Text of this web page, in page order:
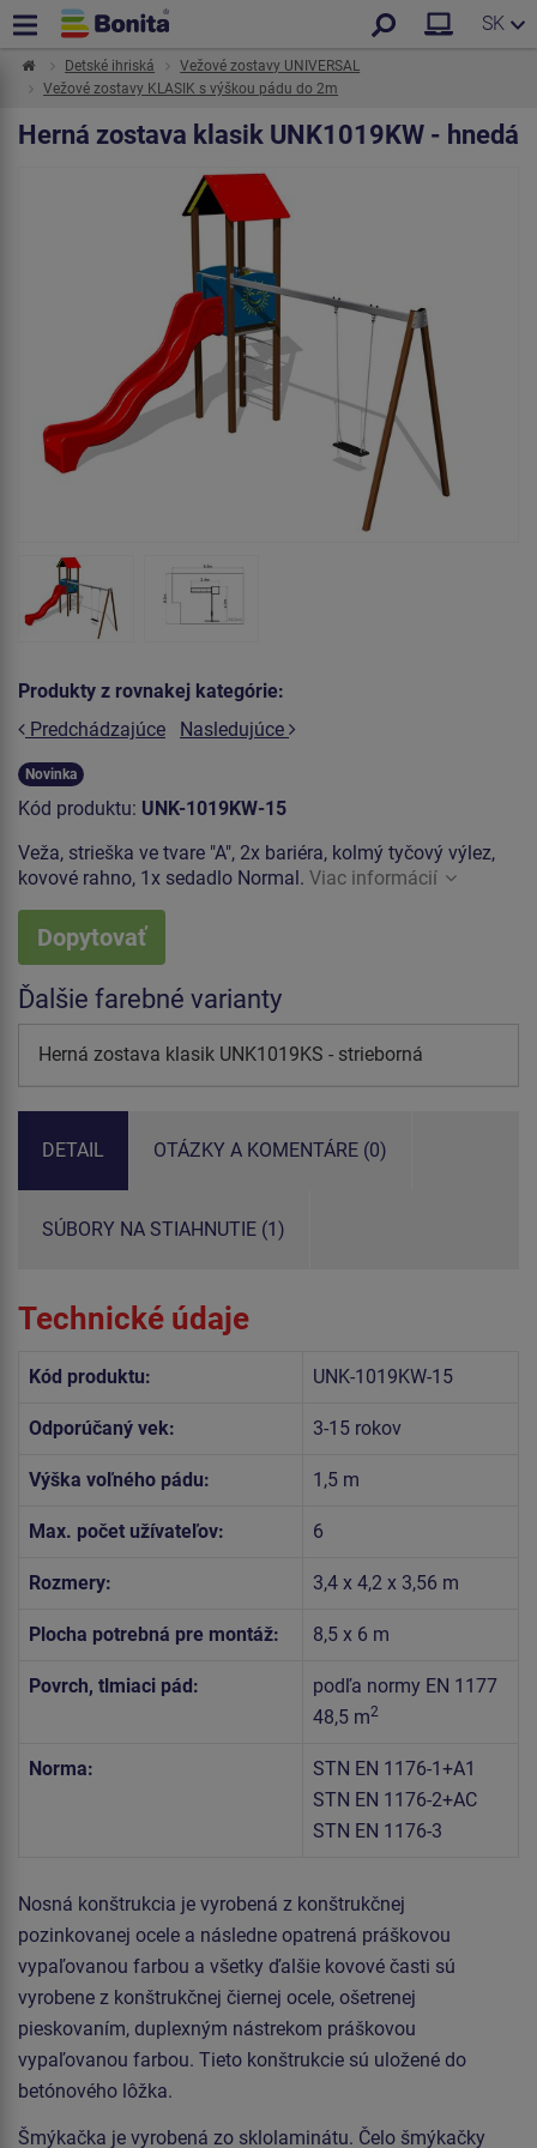
SK
Detské ihriská
Vežové zostavy UNIVERSAL
Vežové zostavy KLASIK s výškou pádu do 2m
Herná zostava klasik UNK1019KW - hnedá
Produkty z rovnakej kategórie:
Predchádzajúce
Nasledujúce
Novinka
Kód produktu: UNK-1019KW-15
Veža, strieška ve tvare "A", 2x bariéra, kolmý tyčový výlez,
kovové rahno, 1x sedadlo Normal. Viac informácií
Dopytovať
Ďalšie farebné varianty
Herná zostava klasik UNK1019KS - strieborná
DETAIL OTÁZKY A KOMENTÁRE (0)
SÚBORY NA STIAHNUTIE (1)
Technické údaje
Kód produktu: UNK-1019KW-15
Odporúčaný vek: 3-15 rokov
Výška voľného pádu: 1,5 m
Max. počet užívateľov: 6
Rozmery: 3,4 x 4,2 x 3,56 m
Plocha potrebná pre montáž: 8,5 x 6 m
Povrch, tlmiaci pád:
podľa normy EN 1177
48,5 m2
Norma:
STN EN 1176-1+A1
STN EN 1176-2+AC
STN EN 1176-3
Nosná konštrukcia je vyrobená z konštrukčnej
pozinkovanej ocele a následne opatrená práškovou
vypaľovanou farbou a všetky ďalšie kovové časti sú
vyrobene z konštrukčnej čiernej ocele, ošetrenej
pieskovaním, duplexným nástrekom práškovou
vypaľovanou farbou. Tieto konštrukcie sú uložené do
betónového lôžka.
Šmýkačka je vyrobená zo sklolaminátu. Čelo šmýkačky